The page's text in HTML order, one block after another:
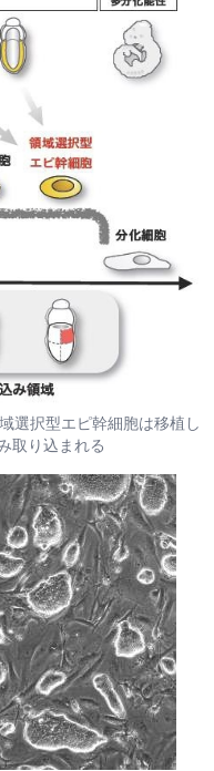
選択型エピ幹細胞は移植し
取り込まれる